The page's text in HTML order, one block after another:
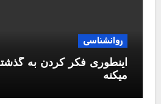
روانشناسی
اینطوری فکر کردن به
میکنه